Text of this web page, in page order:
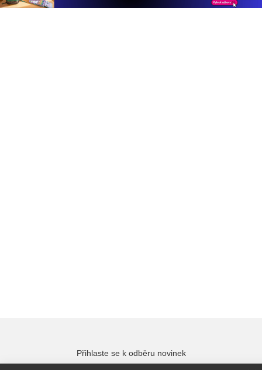
Přihlaste se k odběru novinek